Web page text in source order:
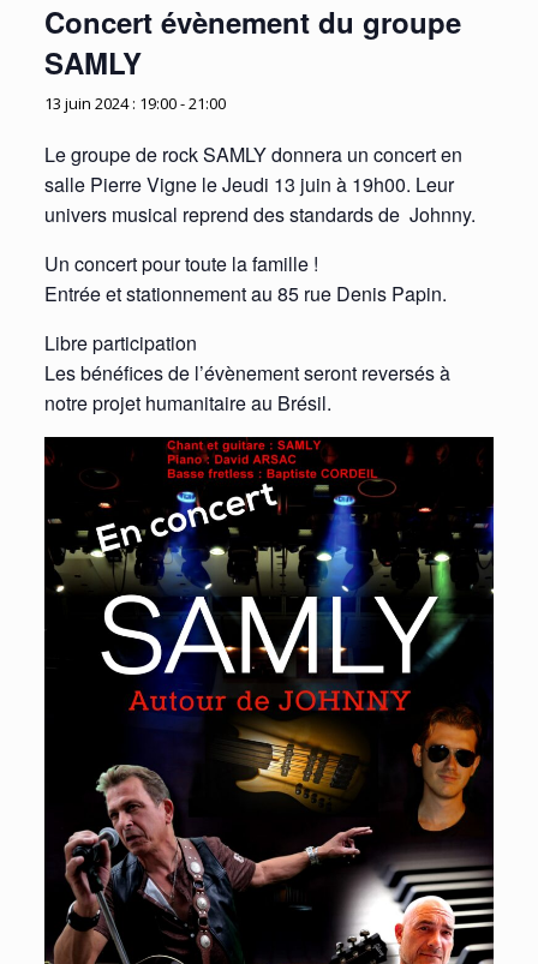
Concert évènement du groupe
SAMLY
13 juin 2024 : 19:00-21:00
Le groupe de rock SAMLY donnera un concert en
salle Pierre Vigne le Jeudi 13 juin à 19h00. Leur
univers musical reprend des standards de Johnny.
Un concert pour toute la famille !
Entrée et stationnement au 85 rue Denis Papin.
Libre participation
Les bénéfices de l’évènement seront reversés à
notre projet humanitaire au Brésil.